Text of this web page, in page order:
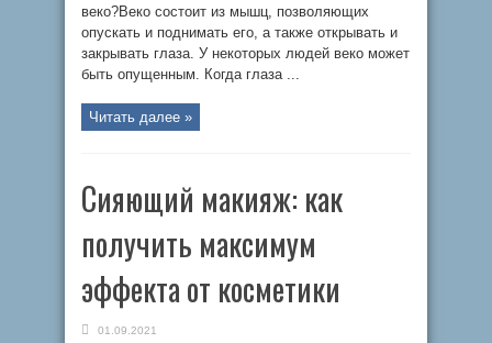
веко?Веко состоит из мышц, позволяющих
опускать и поднимать его, а также открывать и
закрывать глаза. У некоторых людей веко может
быть опущенным. Когда глаза ...
Читать далее »
Сияющий макияж: как
получить максимум
эффекта от косметики
01.09.2021